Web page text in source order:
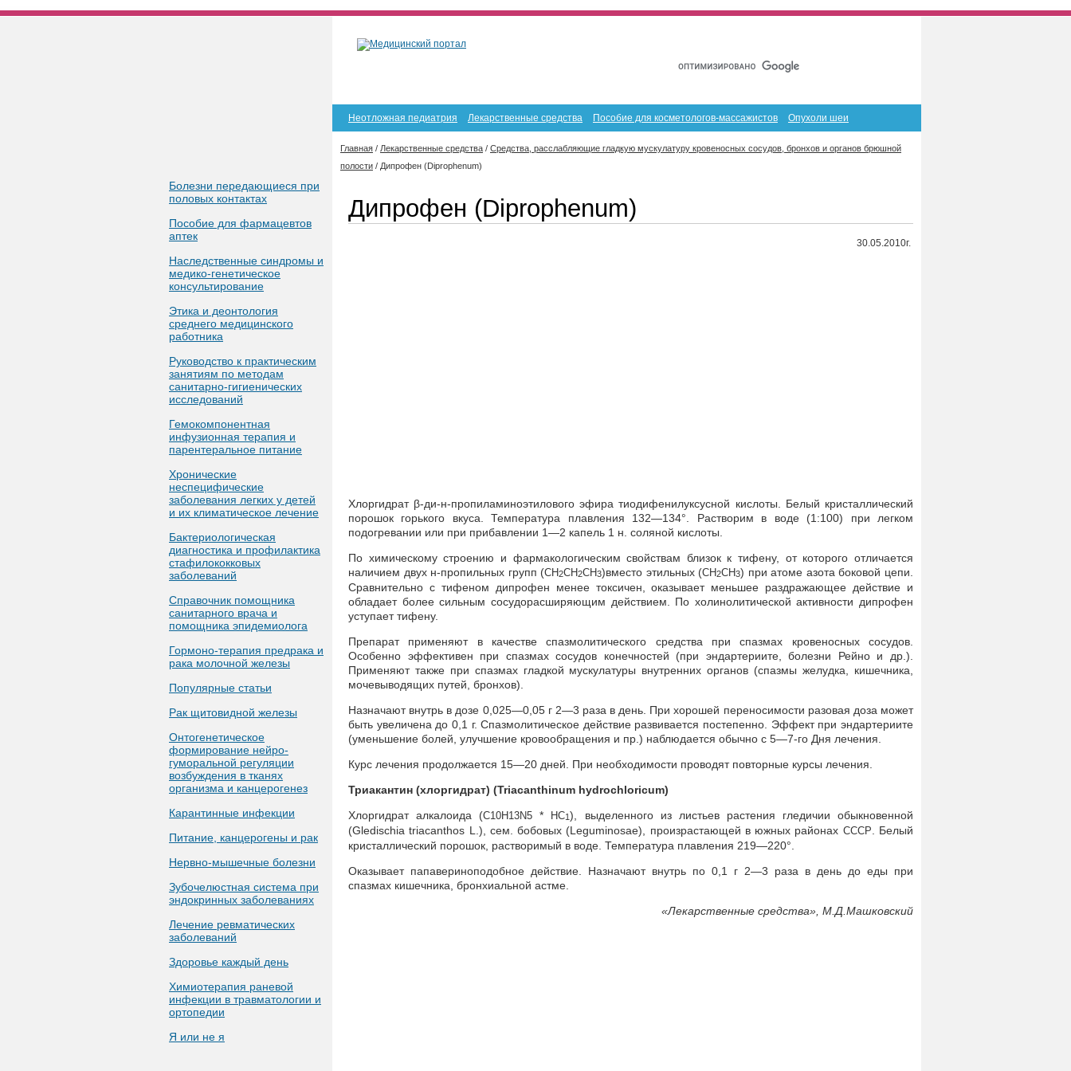
Болезни передающиеся при
половых контактах
Пособие для фармацевтов
аптек
Наследственные синдромы и
медико-генетическое
консультирование
Этика и деонтология
среднего медицинского
работника
Руководство к практическим
занятиям по методам
санитарно-гигиенических
исследований
Гемокомпонентная
инфузионная терапия и
парентеральное питание
Хронические
неспецифические
заболевания легких у детей
и их климатическое лечение
Бактериологическая
диагностика и профилактика
стафилококковых
заболеваний
Справочник помощника
санитарного врача и
помощника эпидемиолога
Гормоно-терапия предрака и
рака молочной железы
Популярные статьи
Рак щитовидной железы
Онтогенетическое
формирование нейро-
гуморальной регуляции
возбуждения в тканях
организма и канцерогенез
Карантинные инфекции
Питание, канцерогены и рак
Нервно-мышечные болезни
Зубочелюстная система при
эндокринных заболеваниях
Лечение ревматических
заболеваний
Здоровье каждый день
Химиотерапия раневой
инфекции в травматологии и
ортопедии
Я или не я
Неотложная педиатрия Лекарственные средства Пособие для косметологов-массажистов Опухоли шеи
Главная / Лекарственные средства / Средства, расслабляющие гладкую мускулатуру кровеносных сосудов, бронхов и органов брюшной
полости / Дипрофен (Diprophenum)
Дипрофен (Diprophenum)
30.05.2010г.
Хлоргидрат β-ди-н-пропиламиноэтилового эфира тиодифенилуксусной кислоты. Белый кристаллический
порошок горького вкуса. Температура плавления 132—134°. Растворим в воде (1:100) при легком
подогревании или при прибавлении 1—2 капель 1 н. соляной кислоты.
По химическому строению и фармакологическим свойствам близок к тифену, от которого отличается
наличием двух н-пропильных групп (СН2СН2СН3)вместо этильных (СН2СН3) при атоме азота боковой цепи.
Сравнительно с тифеном дипрофен менее токсичен, оказывает меньшее раздражающее действие и
обладает более сильным сосудорасширяющим действием. По холинолитической активности дипрофен
уступает тифену.
Препарат применяют в качестве спазмолитического средства при спазмах кровеносных сосудов.
Особенно эффективен при спазмах сосудов конечностей (при эндартериите, болезни Рейно и др.).
Применяют также при спазмах гладкой мускулатуры внутренних органов (спазмы желудка, кишечника,
мочевыводящих путей, бронхов).
Назначают внутрь в дозе 0,025—0,05 г 2—3 раза в день. При хорошей переносимости разовая доза может
быть увеличена до 0,1 г. Спазмолитическое действие развивается постепенно. Эффект при эндартериите
(уменьшение болей, улучшение кровообращения и пр.) наблюдается обычно с 5—7-го Дня лечения.
Курс лечения продолжается 15—20 дней. При необходимости проводят повторные курсы лечения.
Триакантин (хлоргидрат) (Triacanthinum hydrochloricum)
Хлоргидрат алкалоида (C10H13N5 * HC1 ), выделенного из листьев растения гледичии обыкновенной
(Gledischia triacanthos L.), сем. бобовых (Leguminosae), произрастающей в южных районах СССР
. Белый
кристаллический порошок, растворимый в воде. Температура плавления 219—220°.
Оказывает папавериноподобное действие. Назначают внутрь по 0,1 г 2—3 раза в день до еды при
спазмах кишечника, бронхиальной астме.
«Лекарственные средства», М.Д.Машковский